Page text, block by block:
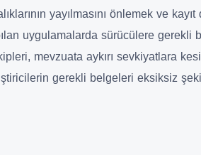
yayılmasını önlemek ve kayıt
uygulamalarda sürücülere gerekli
mevzuata aykırı sevkiyatlara
gerekli belgeleri eksiksiz